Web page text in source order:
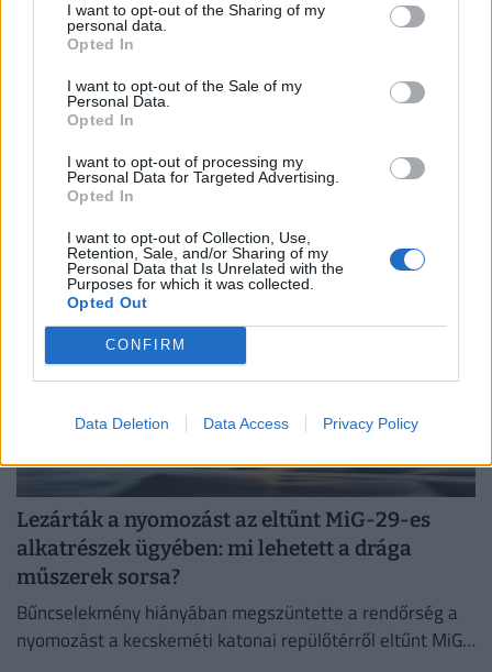
I want to opt-out of the Sharing of my
personal data.
Opted In
I want to opt-out of the Sale of my
Personal Data.
Opted In
I want to opt-out of processing my
Personal Data for Targeted Advertising.
Opted In
I want to opt-out of Collection, Use,
Retention, Sale, and/or Sharing of my
Personal Data that Is Unrelated with the
Purposes for which it was collected.
Opted Out
CONFIRM
Data Deletion Data Access Privacy Policy
Valami nagyon ég Budapest környékén: sűrű,
fekete füst száll fel, mi történhetett?
Sűrű, fekete füst szállt fel Üröm környékén pénteken nap
közben - vette észre a Pénzcentrum olvasója. Egyelőre
nem tudni, mi állhat a háttérben.
Lezárták a nyomozást az eltűnt MiG-29-es
alkatrészek ügyében: mi lehetett a drága
műszerek sorsa?
Bűncselekmény hiányában megszüntette a rendőrség a
nyomozást a kecskeméti katonai repülőtérről eltűnt MiG–